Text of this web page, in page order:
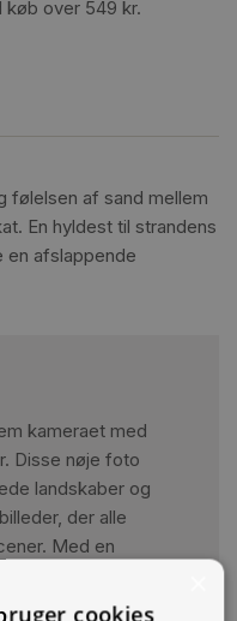
køb over 549 kr.
følelsen af sand mellem
En hyldest til strandens
en afslappende
kameraet med
Disse nøje foto
landskaber og
der alle
Med en
Med en bred
cookies